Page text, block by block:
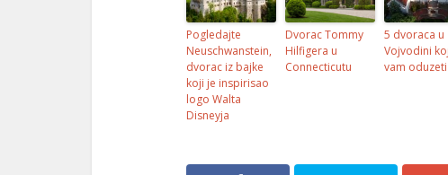
Pogledajte
Neuschwanstein,
dvorac iz bajke
koji je inspirisao
logo Walta
Disneyja
Dvorac Tommy
Hilfigera u
Connecticutu
5 dvoraca u
Vojvodini
vam